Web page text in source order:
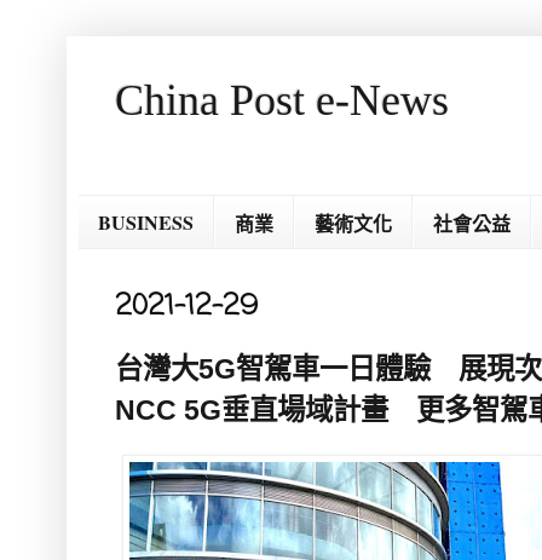
China Post e-News
BUSINESS 商業 藝術文化 社會公益
2021-12-29
台灣大5G智駕車一日體驗 展現
NCC 5G垂直場域計畫 更多智駕